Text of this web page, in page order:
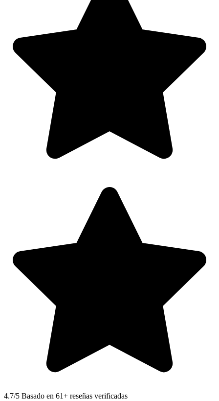
4.7/5 Basado en 61+ reseñas verificadas